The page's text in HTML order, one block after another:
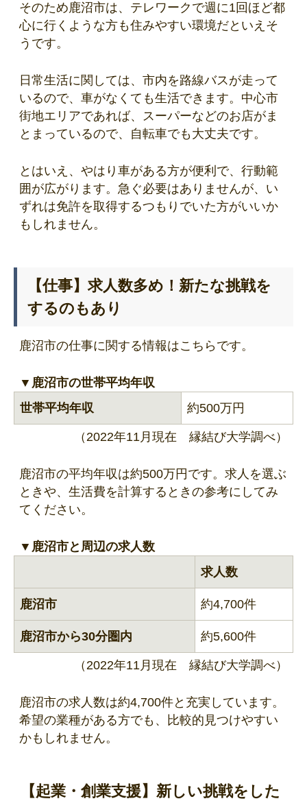
そのため鹿沼市は、テレワークで週に1回ほど都
心に行くような方も住みやすい環境だといえそ
うです。
日常生活に関しては、市内を路線バスが走って
いるので、車がなくても生活できます。中心市
街地エリアであれば、スーパーなどのお店がま
とまっているので、自転車でも大丈夫です。
とはいえ、やはり車がある方が便利で、行動範
囲が広がります。急ぐ必要はありませんが、い
ずれは免許を取得するつもりでいた方がいいか
もしれません。
【仕事】求人数多め！新たな挑戦を
するのもあり
鹿沼市の仕事に関する情報はこちらです。
▼鹿沼市の世帯平均年収
世帯平均年収
約500万円
（2022年11月現在 縁結び大学調べ）
鹿沼市の平均年収は約500万円です。求人を選ぶ
ときや、生活費を計算するときの参考にしてみ
てください。
▼鹿沼市と周辺の求人数
求人数
鹿沼市 約4,700件
鹿沼市から30分圏内 約5,600件
（2022年11月現在 縁結び大学調べ）
鹿沼市の求人数は約4,700件と充実しています。
希望の業種がある方でも、比較的見つけやすい
かもしれません。
【起業・創業支援】新しい挑戦をした